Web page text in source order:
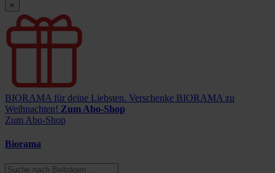
×
BIORAMA für deine Liebsten. Verschenke BIORAMA zu
Weihnachten! Zum Abo-Shop
Zum Abo-Shop
Biorama